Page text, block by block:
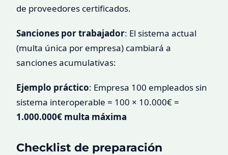
de proveedores certificados.
Sanciones por trabajador: El sistema actual
(multa única por empresa) cambiará a
sanciones acumulativas:
Ejemplo práctico: Empresa 100 empleados sin
sistema interoperable = 100 × 10.000€ =
1.000.000€ multa máxima
Checklist de preparación